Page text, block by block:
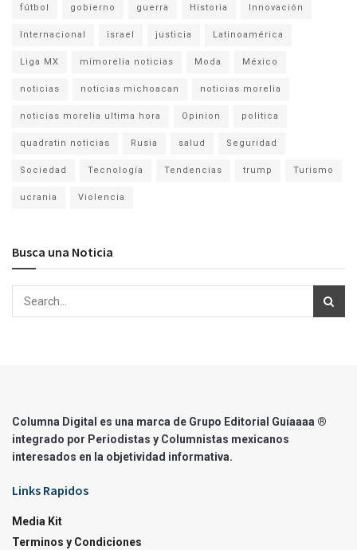
fútbol gobierno guerra Historia Innovación
Internacional israel justicia Latinoamérica
Liga MX mimorelia noticias Moda México
noticias noticias michoacan noticias morelia
noticias morelia ultima hora Opinion politica
quadratin noticias Rusia salud Seguridad
Sociedad Tecnología Tendencias trump Turismo
ucrania Violencia
Busca una Noticia
Columna Digital es una marca de Grupo Editorial Guíaaaa ®
integrado por Periodistas y Columnistas mexicanos
interesados en la objetividad informativa.
Links Rapidos
Media Kit
Terminos y Condiciones